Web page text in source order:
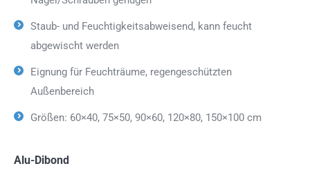
Staub- und Feuchtigkeitsabweisend, kann feucht
abgewischt werden
Eignung für Feuchträume, regengeschützten
Außenbereich
Größen: 60×40, 75×50, 90×60, 120×80, 150×100 cm
Alu-Dibond